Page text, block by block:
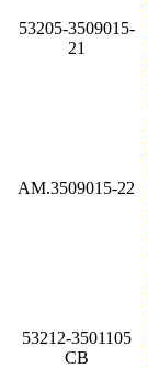
53205-3509015-
21
АМ.3509015-22
53212-3501105
СВ